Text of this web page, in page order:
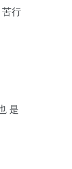
行
是